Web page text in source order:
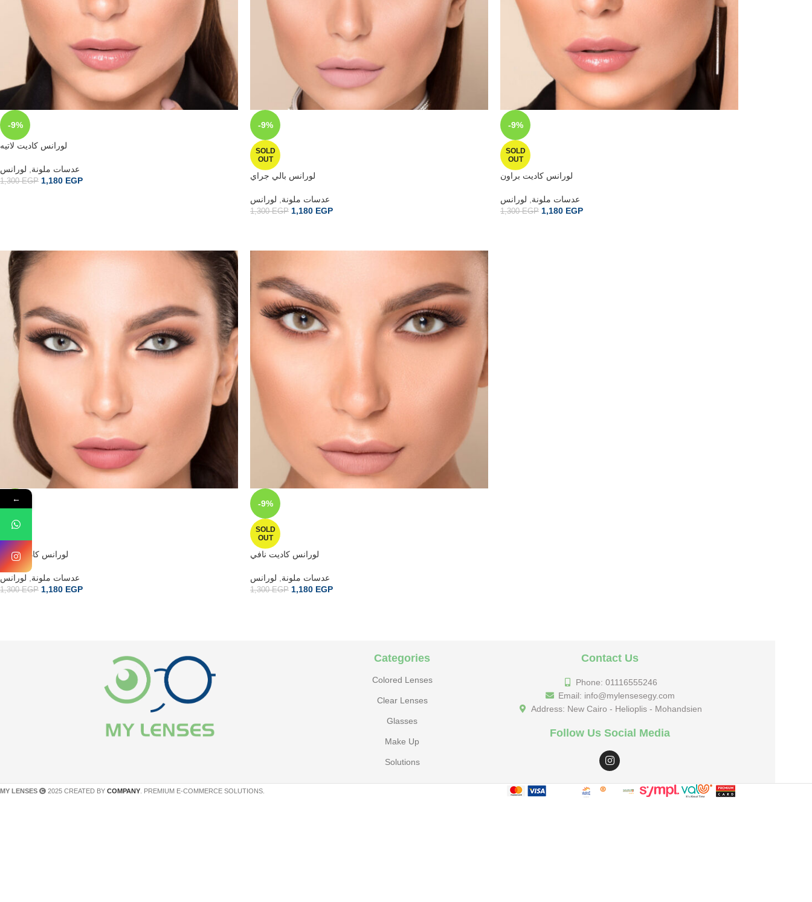
-9%
لورانس كاديت لاتيه
عدسات ملونة لورانس
1,300EGP 1,180 EGP
-9%
SOLD
OUT
لورانس بالي جراي
عدسات ملونة لورانس
1,300EGP 1,180 EGP
-9%
SOLD
OUT
لورانس كاديت براون
عدسات ملونة لورانس
1,300EGP 1,180 EGP
-9%
SOLD
لورانس كاديت بيرل
عدسات ملونة لورانس
1,300EGP 1,180 EGP
-9%
SOLD
OUT
لورانس كاديت نافي
عدسات ملونة لورانس
1,300EGP 1,180 EGP
Categories
Colored Lenses
Clear Lenses
Glasses
Make Up
Solutions
Contact Us
Phone: 01116555246
Email: info@mylensesegy.com
Address: New Cairo - Helioplis - Mohandsien
Follow Us Social Media
MY LENSES 2025 CREATED BY COMPANY . PREMIUM E-COMMERCE SOLUTIONS.
←